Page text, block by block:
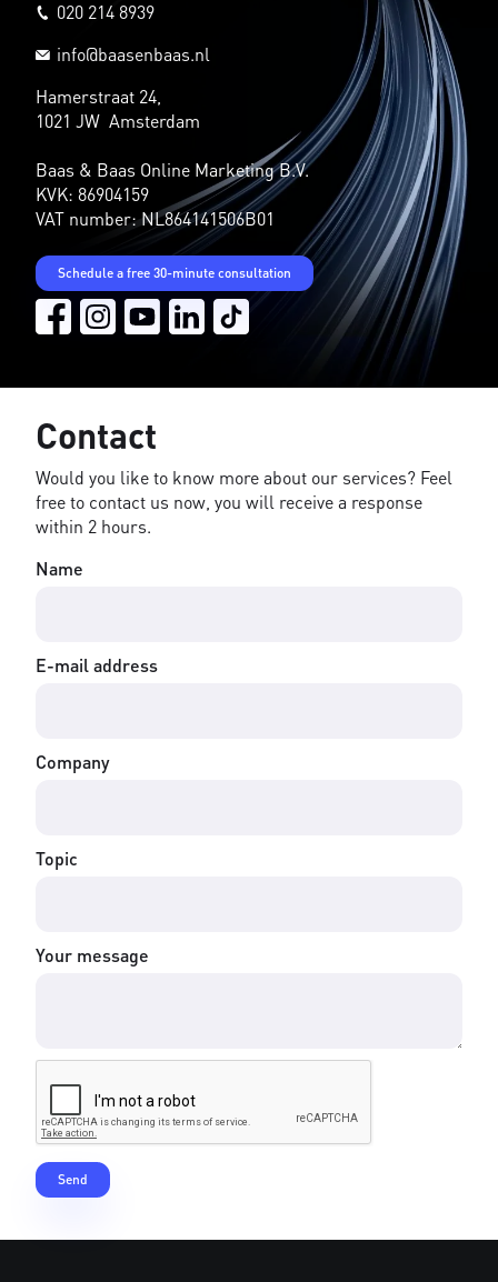
020 214 8939
info@baasenbaas.nl
Hamerstraat 24,
1021 JW Amsterdam
Baas & Baas Online Marketing B.V.
KVK: 86904159
VAT number: NL864141506B01
Schedule a free 30-minute consultation
Contact
Would you like to know more about our services? Feel
free to contact us now, you will receive a response
within 2 hours.
Name
E-mail address
Company
Topic
Your message